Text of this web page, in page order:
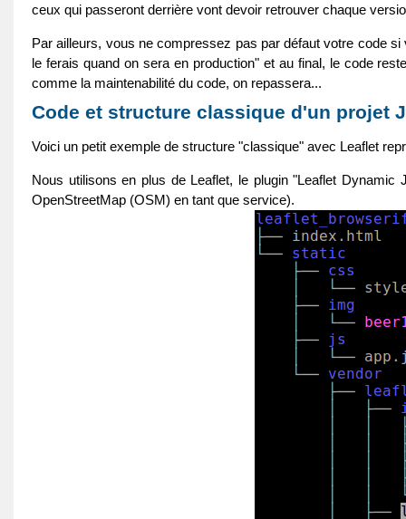
ceux qui passeront derrière vont devoir retrouver chaque
Par ailleurs, vous ne compressez pas par défaut votre code
le ferais quand on sera en production" et au final, le code
comme la maintenabilité du code, on repassera...
Code et structure classique d'un projet
Voici un petit exemple de structure "classique" avec Leaflet
Nous utilisons en plus de Leaflet, le plugin "Leaflet
OpenStreetMap (OSM) en tant que service).